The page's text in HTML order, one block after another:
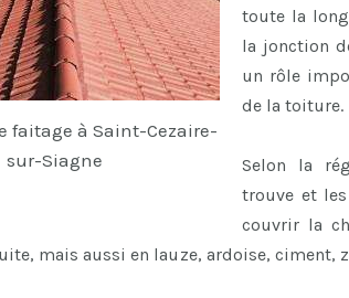
faitage à Saint-Cezaire-
sur-Siagne
toute la
la jonction
un rôle
de la toiture.
Selon la
trouve et
couvrir la
mais aussi en lauze, ardoise, ciment,